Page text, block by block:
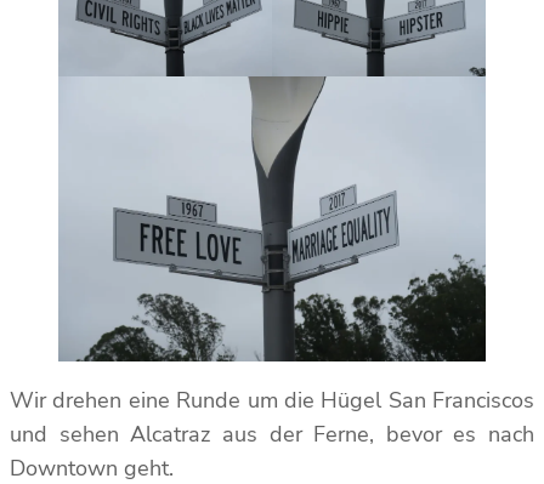
Wir drehen eine Runde um die Hügel San Franciscos
und sehen Alcatraz aus der Ferne, bevor es nach
Downtown geht.